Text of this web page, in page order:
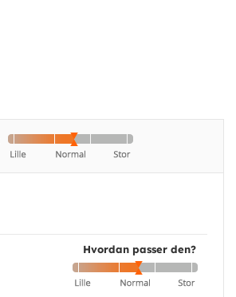
Hvordan passer den?